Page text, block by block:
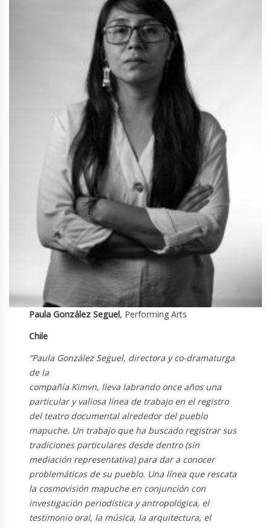
Paula González Seguel, Performing Arts
Chile
“Paula González Seguel, directora y co-dramaturga
de la
compañía Kimvn, lleva labrando once años una
particular y valiosa línea de trabajo en el registro
del teatro documental alrededor del pueblo
mapuche. Un trabajo que ha buscado registrar sus
tradiciones particulares desde dentro (sin
mediación representativa) para dar a conocer
problemáticas de su pueblo. Una línea que rescata
la cosmovisión mapuche en conjunción con
investigación periodística y antropológica, el
testimonio oral, la música, la arquitectura, el